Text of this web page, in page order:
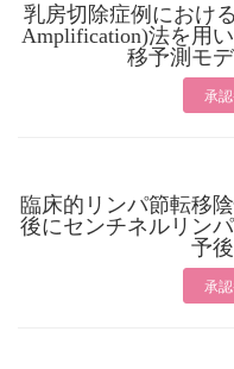
乳房切除症例におけ
Amplification)法を用
移予測モ
承
臨床的リンパ節転移
後にセンチネルリン
予
承